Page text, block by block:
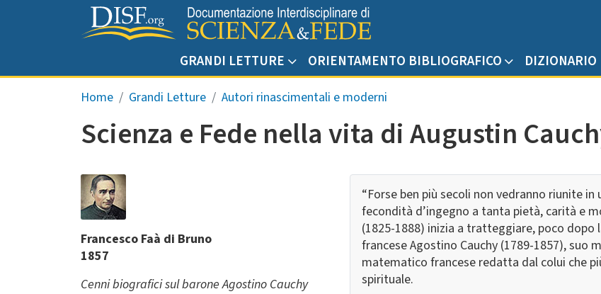
Salta al contenuto principale
GRANDI LETTURE ORIENTAMENTO BIBLIOGRAFICO DIZIONARIO
Briciole di pane
Home Grandi Letture Autori rinascimentali e moderni
Scienza e Fede nella vita di Augustin
Francesco Faà di Bruno
1857
Cenni biografici sul barone Agostino Cauchy
“Forse ben più secoli non vedranno riunite
fecondità d’ingegno a tanta pietà, carità e
(1825-1888) inizia a tratteggiare, poco
francese Agostino Cauchy (1789-1857),
matematico francese redatta dal colui che
spirituale.